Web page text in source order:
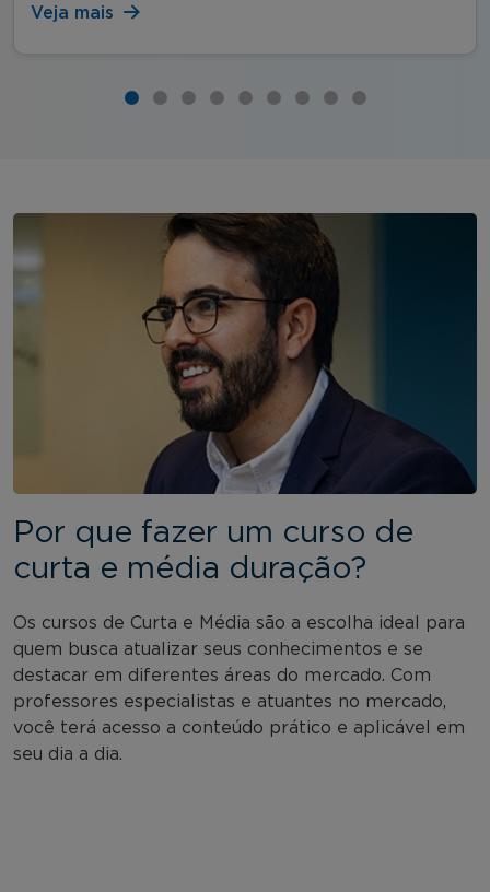
Veja mais
Por que fazer um curso de
curta e média duração?
Os cursos de Curta e Média são a escolha ideal para
quem busca atualizar seus conhecimentos e se
destacar em diferentes áreas do mercado. Com
professores especialistas e atuantes no mercado,
você terá acesso a conteúdo prático e aplicável em
seu dia a dia.